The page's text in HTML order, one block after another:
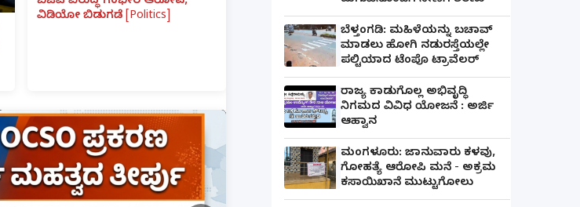
ವಿಡಿಯೋ ಬಿಡುಗಡೆ [Politics]
ಬೆಳ್ತಂಗಡಿ: ಮಹಿಳೆಯನ್ನು ಬಚಾವ್
ಮಾಡಲು ಹೋಗಿ ನಡುರಸ್ತೆಯಲ್ಲೇ
ಪಲ್ಟಿಯಾದ ಟೆಂಪೊ ಟ್ರಾವೆಲರ್
ರಾಜ್ಯ ಕಾಡುಗೊಲ್ಲ ಅಭಿವೃದ್ಧಿ
ನಿಗಮದ ವಿವಿಧ ಯೋಜನೆ : ಅರ್ಜಿ
ಆಹ್ವಾನ
ಮಂಗಳೂರು: ಜಾನುವಾರು ಕಳವು,
ಗೋಹತ್ಯೆ ಆರೋಪಿ ಮನೆ - ಅಕ್ರಮ
ಕಸಾಯಿಖಾನೆ ಮುಟ್ಟುಗೋಲು